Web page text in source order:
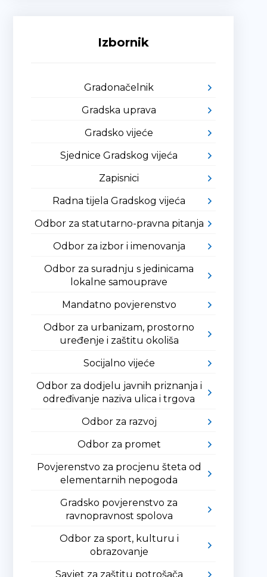
Izbornik
Gradonačelnik
Gradska uprava
Gradsko vijeće
Sjednice Gradskog vijeća
Zapisnici
Radna tijela Gradskog vijeća
Odbor za statutarno-pravna pitanja
Odbor za izbor i imenovanja
Odbor za suradnju s jedinicama
lokalne samouprave
Mandatno povjerenstvo
Odbor za urbanizam, prostorno
uređenje i zaštitu okoliša
Socijalno vijeće
Odbor za dodjelu javnih priznanja i
određivanje naziva ulica i trgova
Odbor za razvoj
Odbor za promet
Povjerenstvo za procjenu šteta od
elementarnih nepogoda
Gradsko povjerenstvo za
ravnopravnost spolova
Odbor za sport, kulturu i
obrazovanje
Savjet za zaštitu potrošača